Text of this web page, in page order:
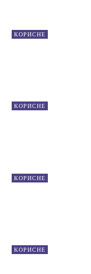
КОРИСНЕ
КОРИСНЕ
КОРИСНЕ
КОРИСНЕ